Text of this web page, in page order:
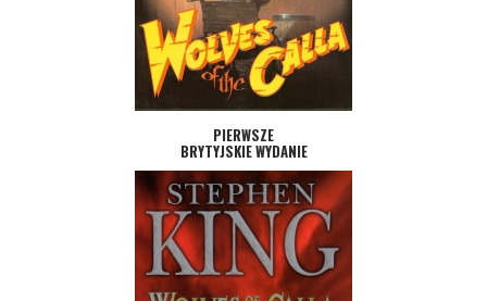
PIERWSZE
BRYTYJSKIE WYDANIE